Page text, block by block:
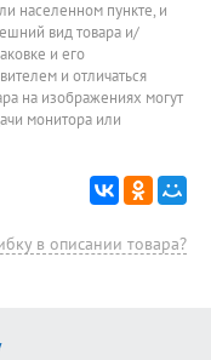
населенном пункте, и
вид товара и/
и его
и отличаться
на изображениях могут
монитора или
в описании товара?